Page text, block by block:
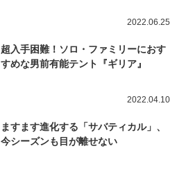
2022.06.25
超入手困難！ソロ・ファミリーにおす
すめな男前有能テント『ギリア』
2022.04.10
ますます進化する「サバティカル」、
今シーズンも目が離せない